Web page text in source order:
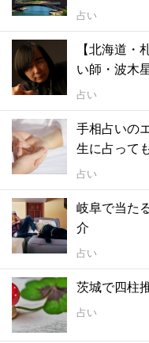
占い
【北海道
い師・波木
占い
手相占いの
生に占って
占い
岐阜で当た
介
占い
茨城で四柱
占い